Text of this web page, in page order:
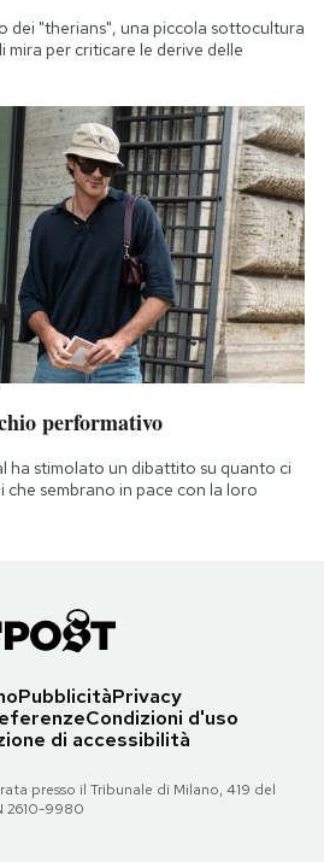
dei "therians", una piccola sottocultura
mira per criticare le derive delle
performativo
ha stimolato un dibattito su quanto ci
che sembrano in pace con la loro
PubblicitàPrivacy
Condizioni d'uso
di accessibilità
presso il Tribunale di Milano, 419 del
2610-9980